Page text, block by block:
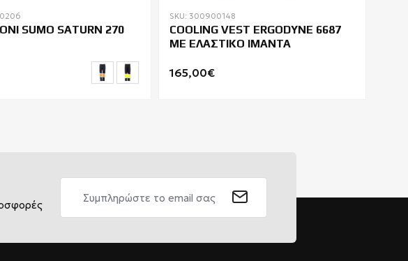
SUMO SATURN 270
SKU: 300900148
COOLING VEST ERGODYNE 6687
ΜΕ ΕΛΑΣΤΙΚΟ ΙΜΑΝΤΑ
165,00€